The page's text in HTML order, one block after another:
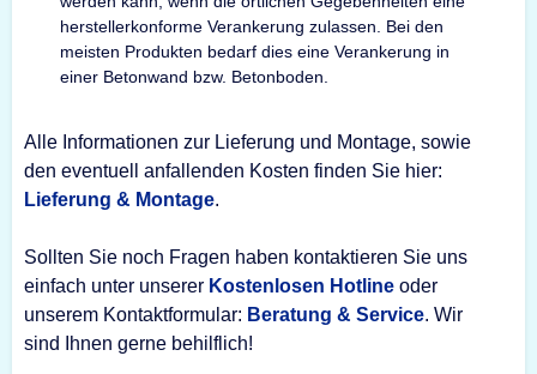
herstellerkonforme Verankerung zulassen. Bei den
meisten Produkten bedarf dies eine Verankerung in
einer Betonwand bzw. Betonboden.
Alle Informationen zur Lieferung und Montage, sowie
den eventuell anfallenden Kosten finden Sie hier:
Lieferung & Montage.
Sollten Sie noch Fragen haben kontaktieren Sie uns
einfach unter unserer Kostenlosen Hotline oder
unserem Kontaktformular: Beratung & Service. Wir
sind Ihnen gerne behilflich!